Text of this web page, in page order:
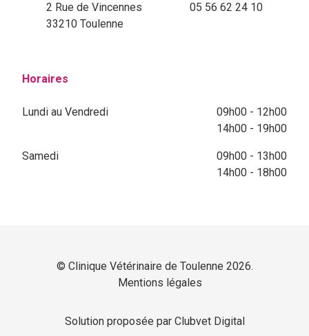
2 Rue de Vincennes
33210 Toulenne
05 56 62 24 10
Horaires
Lundi au Vendredi
09h00 - 12h00
14h00 - 19h00
Samedi
09h00 - 13h00
14h00 - 18h00
© Clinique Vétérinaire de Toulenne 2026.
Mentions légales
Solution proposée par Clubvet Digital